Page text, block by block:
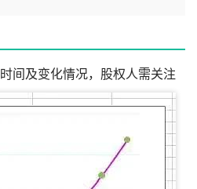
时间及变化情况，股权人需关注